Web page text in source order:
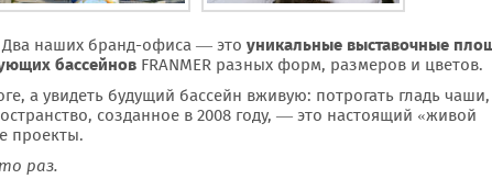
Два наших бранд-офиса — это уникальные выставочные
бассейнов FRANMER разных форм, размеров и цветов.
а увидеть будущий бассейн вживую: потрогать гладь чаши,
созданное в 2008 году, — это настоящий «живой
проекты.
раз.